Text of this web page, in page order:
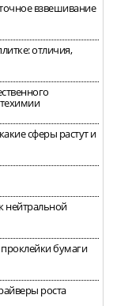
взвешивание
отличия,
сферы растут и
нейтральной
бумаги
роста